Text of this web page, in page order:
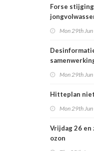
Forse
Mon 29th Jun
Mon 29th Jun
Hitteplan
Mon 29th Jun
Vrijdag 26 en
ozon